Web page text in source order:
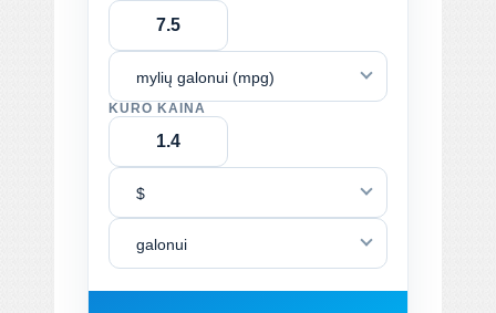
mylių galonui (mpg)
KURO KAINA
$
galonui